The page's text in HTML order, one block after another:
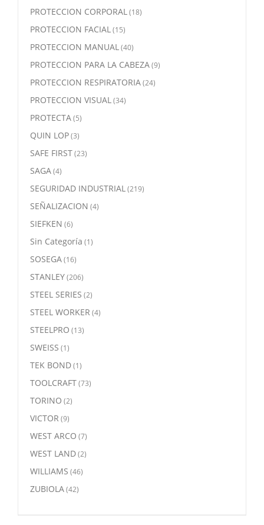
PROTECCION CORPORAL(18)
PROTECCION FACIAL(15)
PROTECCION MANUAL(40)
PROTECCION PARA LA CABEZA(9)
PROTECCION RESPIRATORIA(24)
PROTECCION VISUAL(34)
PROTECTA(5)
QUIN LOP(3)
SAFE FIRST(23)
SAGA(4)
SEGURIDAD INDUSTRIAL(219)
SEÑALIZACION (4)
SIEFKEN (6)
Sin Categoría (1)
SOSEGA(16)
STANLEY(206)
STEEL SERIES (2)
STEEL WORKER (4)
STEELPRO (13)
SWEISS (1)
TEK BOND(1)
TOOLCRAFT(73)
TORINO (2)
VICTOR (9)
WEST ARCO (7)
WEST LAND(2)
WILLIAMS (46)
ZUBIOLA(42)